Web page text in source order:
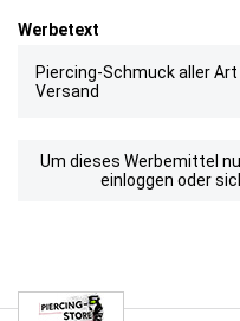
Werbetext
Piercing-Schmuck aller
Versand
Um dieses Werbemittel
einloggen oder